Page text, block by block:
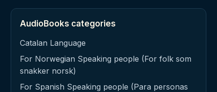
AudioBooks categories
Catalan Language
For Norwegian Speaking people (For folk som
snakker norsk)
For Spanish Speaking people (Para personas